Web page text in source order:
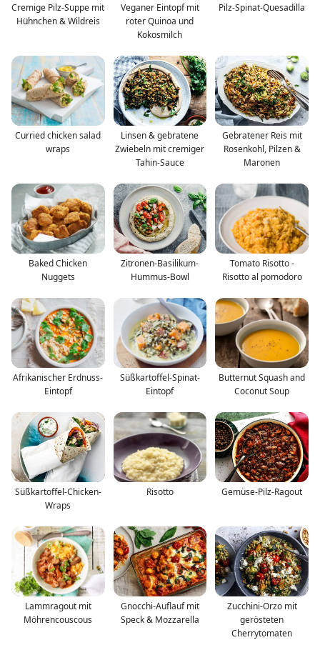
Cremige Pilz-Suppe mit
Hühnchen & Wildreis
Veganer Eintopf mit
roter Quinoa und
Kokosmilch
Pilz-Spinat-Quesadilla
Curried chicken salad
wraps
Linsen & gebratene
Zwiebeln mit cremiger
Tahin-Sauce
Gebratener Reis mit
Rosenkohl, Pilzen &
Maronen
Baked Chicken
Nuggets
Zitronen-Basilikum-
Hummus-Bowl
Tomato Risotto -
Risotto al pomodoro
Afrikanischer Erdnuss-
Eintopf
Süßkartoffel-Spinat-
Eintopf
Butternut Squash and
Coconut Soup
Süßkartoffel-Chicken-
Wraps
Risotto Gemüse-Pilz-Ragout
Lammragout mit
Möhrencouscous
Gnocchi-Auflauf mit
Speck & Mozzarella
Zucchini-Orzo mit
gerösteten
Cherrytomaten